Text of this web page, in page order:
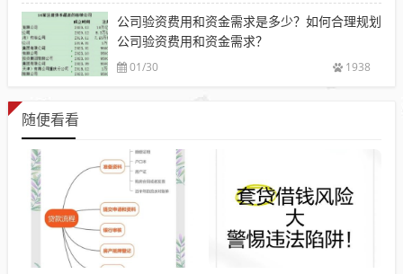
公司验资费用和资金需求是多少？如何合理规划
公司验资费用和资金需求？
01/30 1938
随便看看